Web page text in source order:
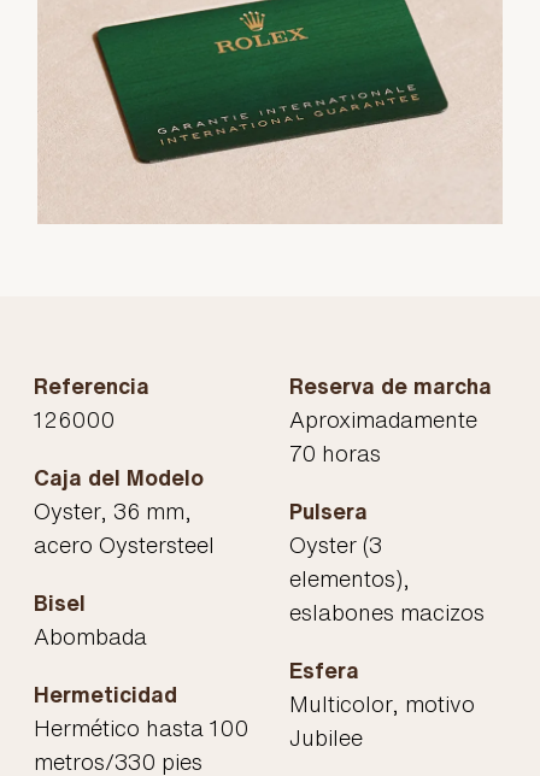
Referencia
126000
Caja del Modelo
Oyster, 36 mm,
acero Oystersteel
Bisel
Abombada
Hermeticidad
Hermético hasta 100
metros/330 pies
Reserva de marcha
Aproximadamente
70 horas
Pulsera
Oyster (3
elementos),
eslabones macizos
Esfera
Multicolor, motivo
Jubilee